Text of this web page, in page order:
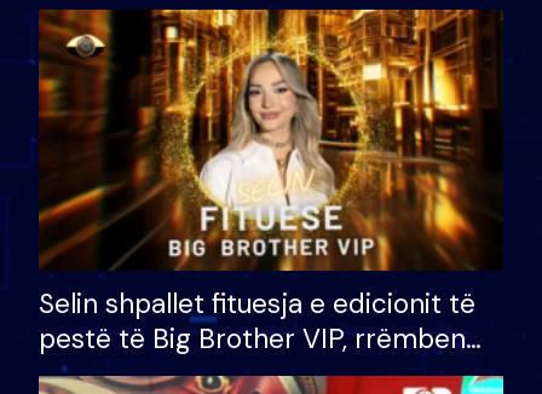
Selin shpallet fituesja e edicionit të
pestë të Big Brother VIP, rrëmben
çmimin e madh prej 100 mijë eurosh